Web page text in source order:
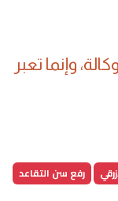
وإنما تعبر
رفع سن التقاعد